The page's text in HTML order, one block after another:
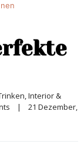
, Interior &
|
21 Dezember,